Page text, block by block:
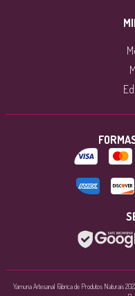
Yamuna Artesanal Fábrica de Produtos Naturais